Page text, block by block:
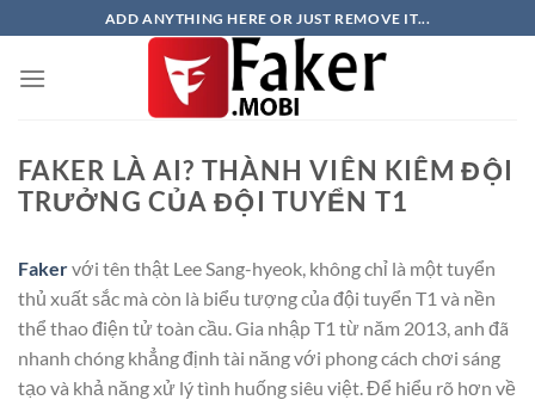
nội
ADD ANYTHING HERE OR JUST REMOVE IT...
FAKER LÀ AI? THÀNH VIÊN KIÊM ĐỘI
TRƯỞNG CỦA ĐỘI TUYỂN T1
Fakervới tên thật Lee Sang-hyeok, không chỉ là một tuyển
thủ xuất sắc mà còn là biểu tượng của đội tuyển T1 và nền
thể thao điện tử toàn cầu. Gia nhập T1 từ năm 2013, anh đã
nhanh chóng khẳng định tài năng với phong cách chơi sáng
tạo và khả năng xử lý tình huống siêu việt. Để hiểu rõ hơn về